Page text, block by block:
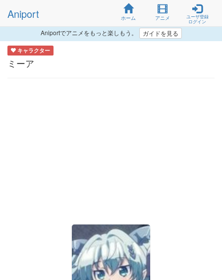
Aniport ホーム アニメ
ユーザ登録
ログイン
Aniportでアニメをもっと楽しもう。 ガイドを見る
キャラクター
ミーア